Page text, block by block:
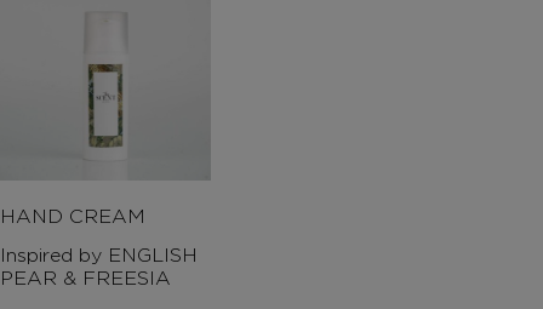
HAND CREAM
Inspired by ENGLISH
PEAR & FREESIA